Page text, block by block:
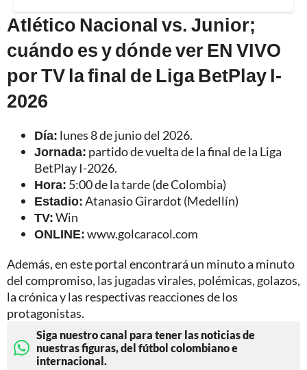
Atlético Nacional vs. Junior;
cuándo es y dónde ver EN VIVO
por TV la final de Liga BetPlay I-
2026
Día: lunes 8 de junio del 2026.
Jornada: partido de vuelta de la final de la Liga
BetPlay I-2026.
Hora: 5:00 de la tarde (de Colombia)
Estadio:Atanasio Girardot (Medellín)
TV:Win
ONLINE:www.golcaracol.com
Además, en este portal encontrará un minuto a minuto
del compromiso, las jugadas virales, polémicas, golazos,
la crónica y las respectivas reacciones de los
protagonistas.
Siga nuestro canal para tener las noticias de
nuestras figuras, del fútbol colombiano e
internacional.